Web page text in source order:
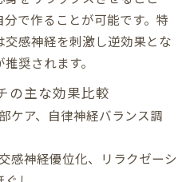
で作ることが可能です。特
感神経を刺激し逆効果とな
奨されます。
の主な効果比較
ケア、自律神経バランス調
感神経優位化、リラクゼーシ